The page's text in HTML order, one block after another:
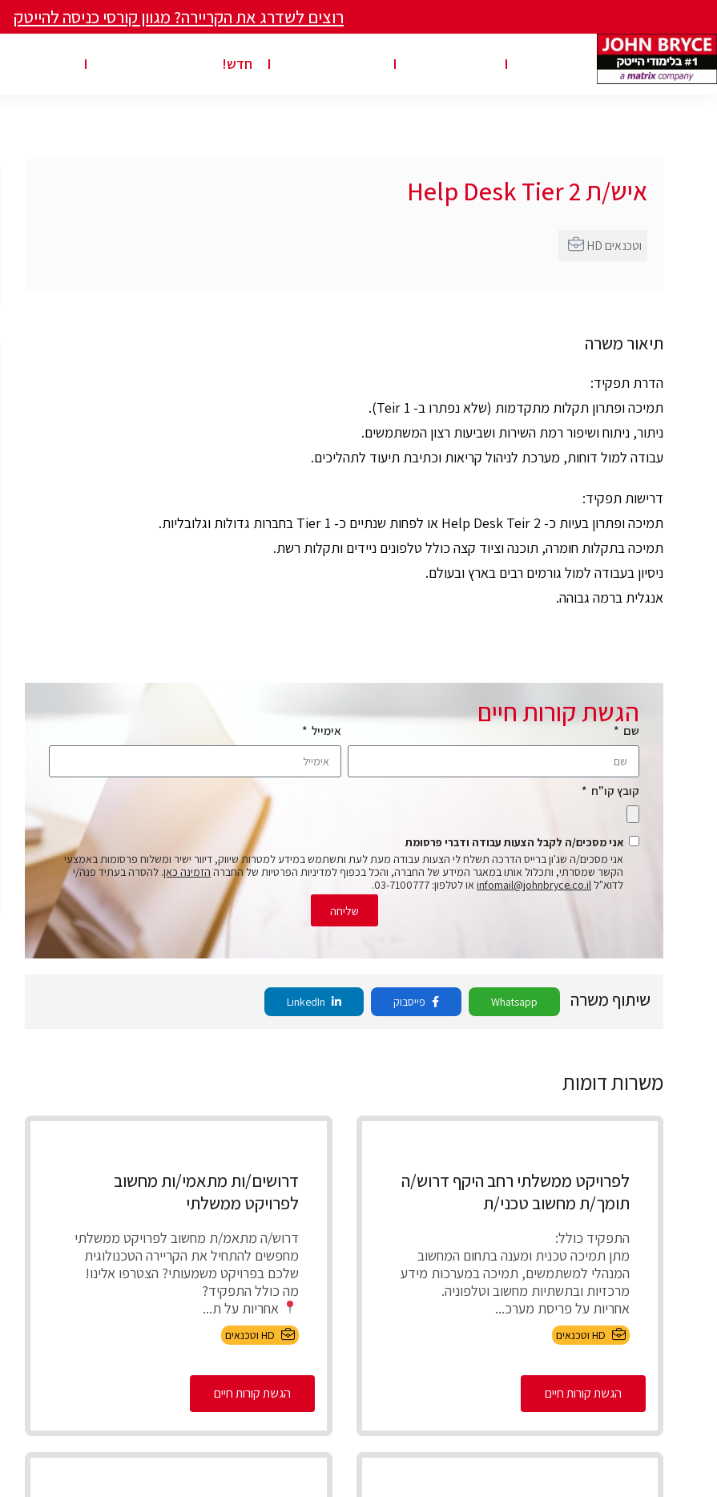
רוצים לשדרג את הקריירה? מגוון קורסי כניסה להייטק
חדש!
איש/ת Help Desk Tier 2
תיאור משרה
הדרת תפקיד:
תמיכה ופתרון תקלות מתקדמות (שלא נפתרו ב- Teir 1).
ניתור, ניתוח ושיפור רמת השירות ושביעות רצון המשתמשים.
עבודה למול דוחות, מערכת לניהול קריאות וכתיבת תיעוד לתהליכים.
דרישות תפקיד:
תמיכה ופתרון בעיות כ- Help Desk Teir 2 או לפחות שנתיים כ- Tier 1 בחברות גדולות וגלובליות.
תמיכה בתקלות חומרה, תוכנה וציוד קצה כולל טלפונים ניידים ותקלות רשת.
ניסיון בעבודה למול גורמים רבים בארץ ובעולם.
אנגלית ברמה גבוהה.
הגשת קורות חיים
שם אימייל
קובץ קו"ח
אני מסכים/ה לקבל הצעות עבודה ודברי פרסומת
אני מסכים/ה שג'ון ברייס הדרכה תשלח לי הצעות עבודה מעת לעת ותשתמש במידע למטרות שיווק, דיוור ישיר ומשלוח פרסומות באמצעי
הקשר שמסרתי, ותכלול אותו במאגר המידע של החברה, והכל בכפוף למדיניות הפרטיות של החברה הזמינה כאן. להסרה בעתיד פנה/י
לדוא"ל infomail@johnbryce.co.il או לטלפון: 03-7100777.
שליחה
שיתוף משרה Whatsapp פייסבוק
משרות דומות
לפרויקט ממשלתי רחב היקף דרוש/ה
תומך/ת מחשוב טכני/ת
התפקיד כולל:
מתן תמיכה טכנית ומענה בתחום המחשוב
המנהלי למשתמשים, תמיכה במערכות מידע
מרכזיות ובתשתיות מחשוב וטלפוניה.
אחריות על פריסת מערכ...
HD וטכנאים
הגשת קורות חיים
דרושים/ות מתאמי/ות מחשוב
לפרויקט ממשלתי
דרוש/ה מתאמ/ת מחשוב לפרויקט ממשלתי
מחפשים להתחיל את הקריירה הטכנולוגית
שלכם בפרויקט משמעותי? הצטרפו אלינו!
מה כולל התפקיד?
אחריות על ת...
HD וטכנאים
הגשת קורות חיים